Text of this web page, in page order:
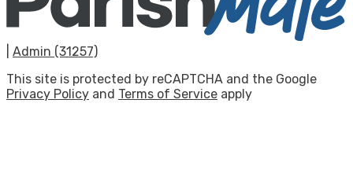
Admin (31257)
This site is protected by reCAPTCHA and the Google
Privacy Policy and Terms of Service apply